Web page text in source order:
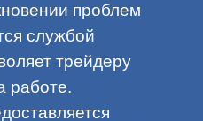
проблем
службой
трейдеру
работе.